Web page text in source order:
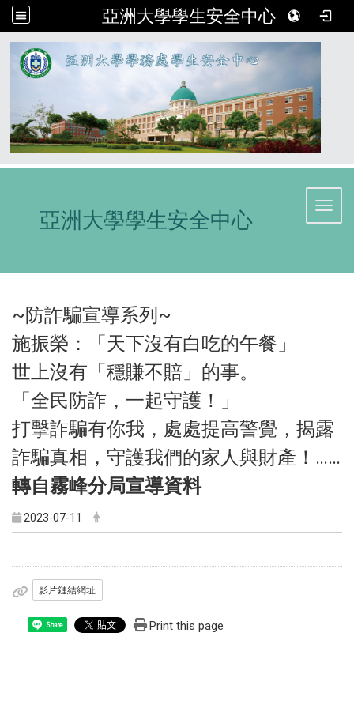
亞洲大學學生安全中心
亞洲大學學生安全中心
~防詐騙宣導系列~
施振榮：「天下沒有白吃的午餐」
世上沒有「穩賺不賠」的事。
「全民防詐，一起守護！」
打擊詐騙有你我，處處提高警覺，揭露
詐騙真相，守護我們的家人與財產！……
轉自霧峰分局宣導資料
2023-07-11
影片鏈結網址
Share Print this page